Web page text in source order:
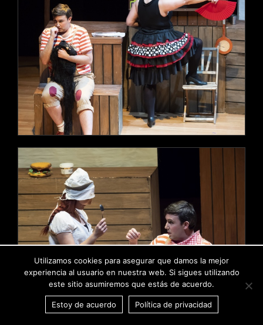
Utilizamos cookies para asegurar que damos la mejor
experiencia al usuario en nuestra web. Si sigues utilizando
este sitio asumiremos que estás de acuerdo.
Estoy de acuerdo Política de privacidad